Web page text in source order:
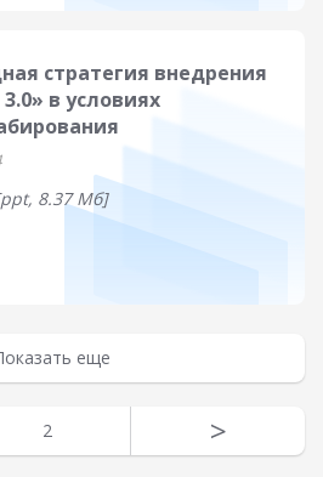
стратегия внедрения
в условиях
8.37 Мб]
еще
2 >